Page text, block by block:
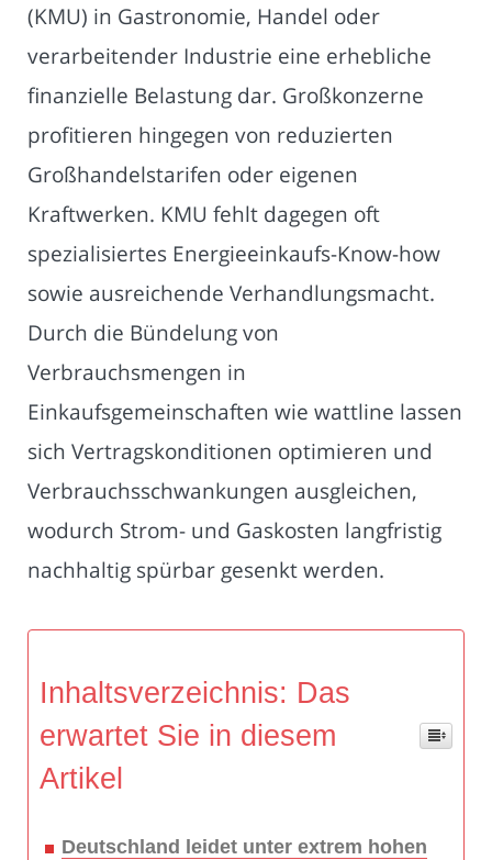
(KMU) in Gastronomie, Handel oder
verarbeitender Industrie eine erhebliche
finanzielle Belastung dar. Großkonzerne
profitieren hingegen von reduzierten
Großhandelstarifen oder eigenen
Kraftwerken. KMU fehlt dagegen oft
spezialisiertes Energieeinkaufs-Know-how
sowie ausreichende Verhandlungsmacht.
Durch die Bündelung von
Verbrauchsmengen in
Einkaufsgemeinschaften wie wattline lassen
sich Vertragskonditionen optimieren und
Verbrauchsschwankungen ausgleichen,
wodurch Strom- und Gaskosten langfristig
nachhaltig spürbar gesenkt werden.
Inhaltsverzeichnis: Das
erwartet Sie in diesem
Artikel
Deutschland leidet unter extrem hohen